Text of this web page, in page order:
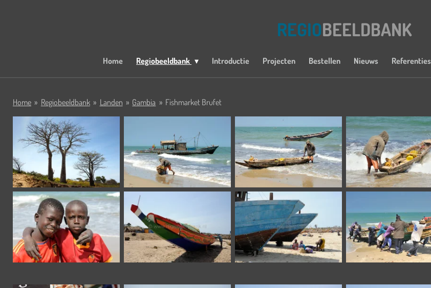
REGIOBEELDBANK
Home Regiobeeldbank Introductie Projecten Bestellen Nieuws Referenties
Home » Regiobeeldbank » Landen » Gambia » Fishmarket Brufet